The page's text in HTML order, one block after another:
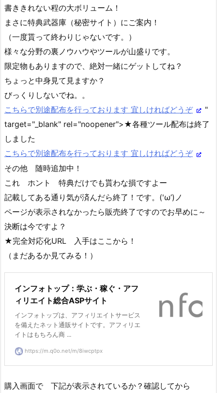
書ききれない程の大ボリューム！
まさに特典武器庫（秘密サイト）にご案内！
（一度貰って終わりじゃないです。）
様々な分野の裏ノウハウやツールが山盛りです。
限定物もありますので、絶対一緒にゲットしてね？
ちょっと中身見て見ますか？
びっくりしないでね。。
こちらで別途配布を行っております 宜しければどうぞ
"
target="_blank" rel="noopener">★各種ツール配布は終了
しました
こちらで別途配布を行っております 宜しければどうぞ
その他 随時追加中！
これ ホント 特典だけでも貰わな損ですよー
記載してある通り気が済んだら終了！です。('ω’)ノ
ページが表示されなかったら販売終了ですのでお早めに～
決断は今ですよ？
★完全対応化URL 入手はここから！
（まだあるか見てみる！）
インフォトップ：学ぶ・稼ぐ・アフ
ィリエイト総合ASPサイト
インフォトップは、アフィリエイトサービス
を備えたネット通販サイトです。アフィリエ
イトはもちろん商 ...
https://m.q0o.net/m/8iwcptpx
購入画面で 下記が表示されているか？確認してから